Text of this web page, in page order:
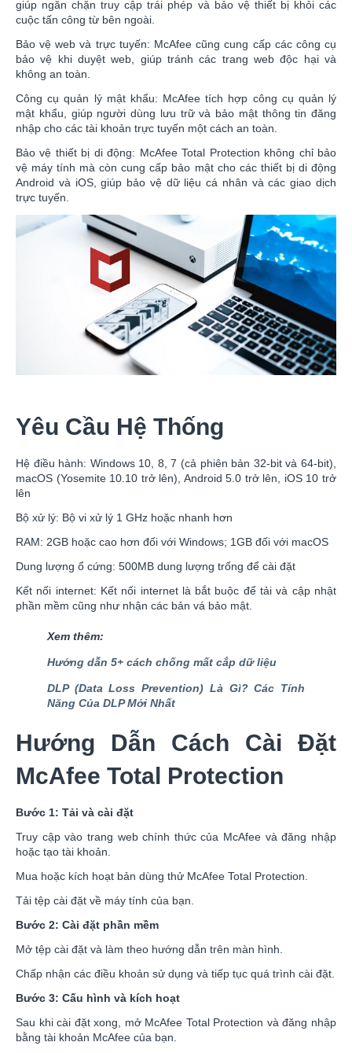
giúp ngăn chặn truy cập trái phép và bảo vệ thiết bị khỏi các
cuộc tấn công từ bên ngoài.
Bảo vệ web và trực tuyến: McAfee cũng cung cấp các công cụ
bảo vệ khi duyệt web, giúp tránh các trang web độc hại và
không an toàn.
Công cụ quản lý mật khẩu: McAfee tích hợp công cụ quản lý
mật khẩu, giúp người dùng lưu trữ và bảo mật thông tin đăng
nhập cho các tài khoản trực tuyến một cách an toàn.
Bảo vệ thiết bị di động: McAfee Total Protection không chỉ bảo
vệ máy tính mà còn cung cấp bảo mật cho các thiết bị di động
Android và iOS, giúp bảo vệ dữ liệu cá nhân và các giao dịch
trực tuyến.
Yêu Cầu Hệ Thống
Hệ điều hành: Windows 10, 8, 7 (cả phiên bản 32-bit và 64-bit),
macOS (Yosemite 10.10 trở lên), Android 5.0 trở lên, iOS 10 trở
lên
Bộ xử lý: Bộ vi xử lý 1 GHz hoặc nhanh hơn
RAM: 2GB hoặc cao hơn đối với Windows; 1GB đối với macOS
Dung lượng ổ cứng: 500MB dung lượng trống để cài đặt
Kết nối internet: Kết nối internet là bắt buộc để tải và cập nhật
phần mềm cũng như nhận các bản vá bảo mật.
Xem thêm:
Hướng dẫn 5+ cách chống mất cắp dữ liệu
DLP (Data Loss Prevention) Là Gì? Các Tính
Năng Của DLP Mới Nhất
Hướng Dẫn Cách Cài Đặt
McAfee Total Protection
Bước 1: Tải và cài đặt
Truy cập vào trang web chính thức của McAfee và đăng nhập
hoặc tạo tài khoản.
Mua hoặc kích hoạt bản dùng thử McAfee Total Protection.
Tải tệp cài đặt về máy tính của bạn.
Bước 2: Cài đặt phần mềm
Mở tệp cài đặt và làm theo hướng dẫn trên màn hình.
Chấp nhận các điều khoản sử dụng và tiếp tục quá trình cài đặt.
Bước 3: Cấu hình và kích hoạt
Sau khi cài đặt xong, mở McAfee Total Protection và đăng nhập
bằng tài khoản McAfee của bạn.